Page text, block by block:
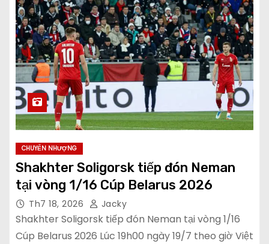
CHUYỂN NHƯỢNG
Shakhter Soligorsk tiếp đón Neman
tại vòng 1/16 Cúp Belarus 2026
Th7 18, 2026 Jacky
Shakhter Soligorsk tiếp đón Neman tại vòng 1/16
Cúp Belarus 2026 Lúc 19h00 ngày 19/7 theo giờ Việt